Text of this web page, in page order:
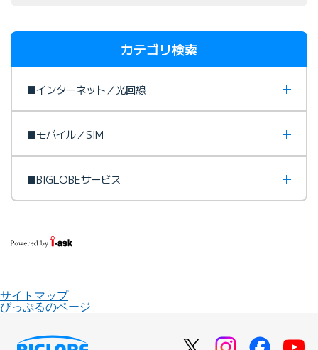
カテゴリ検索
■インターネット／光回線
■モバイル／SIM
■BIGLOBEサービス
サイトマップ
びっぷるのページ